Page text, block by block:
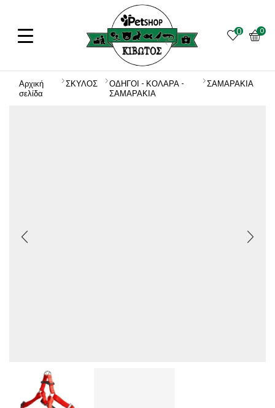
0 0
Αρχική
σελίδα
ΣΚΥΛΟΣ
ΟΔΗΓΟΙ - ΚΟΛΑΡΑ -
ΣΑΜΑΡΑΚΙΑ
ΣΑΜΑΡΑΚΙΑ